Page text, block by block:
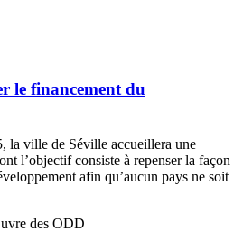
le financement du
la ville de Séville accueillera une
l’objectif consiste à repenser la façon
afin qu’aucun pays ne soit
des ODD